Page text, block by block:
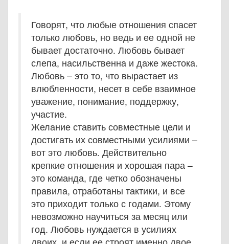
Говорят, что любые отношения спасет
только любовь, но ведь и ее одной не
бывает достаточно. Любовь бывает
слепа, насильственна и даже жестока.
Любовь – это то, что вырастает из
влюбленности, несет в себе взаимное
уважение, понимание, поддержку,
участие.
Желание ставить совместные цели и
достигать их совместными усилиями –
вот это любовь. Действительно
крепкие отношения и хорошая пара –
это команда, где четко обозначены
правила, отработаны тактики, и все
это приходит только с годами. Этому
невозможно научиться за месяц или
год. Любовь нуждается в усилиях